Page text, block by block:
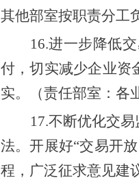
其他部室按职责分工
16.进一步降低
付，切实减少企业资
实。
（责任部室： 各
17.不断优化交易
法。开展好“交易开
程，广泛征求意见建